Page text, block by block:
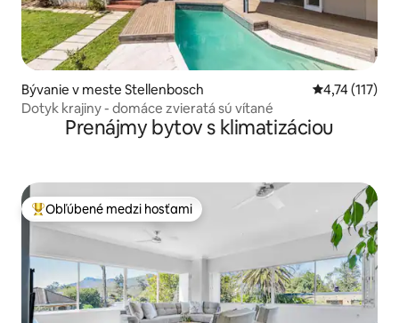
Bývanie v meste Stellenbosch Priemerné
4,74 (117)
Dotyk krajiny - domáce zvieratá sú vítané
Prenájmy bytov s klimatizáciou
Najobľúbenejšie medzi hosťami
Obľúbené medzi hosťami